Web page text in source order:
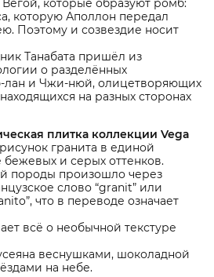
Вегой, которые образуют ромб:
которую Аполлон передал
Поэтому и созвездие носит
Танабата пришёл из
о разделённых
и Чжи-нюй, олицетворяющих
на разных сторонах
плитка коллекции Vega
гранита в единой
и серых оттенков.
породы произошло через
слово “granit” или
что в переводе означает
всё о необычной текстуре
веснушками, шоколадной
на небе.